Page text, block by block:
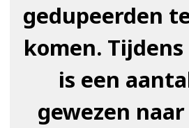
gedupeerden
komen.
is een
gewezen